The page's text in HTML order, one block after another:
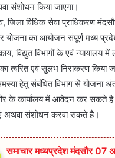
संशोधन किया जाएगा।
जिला विधिक सेवा प्राधिकरण
योजना का आयोजन संपूर्ण मध्य
विद्युत विभागों के एवं न्यायालय
त्वरित एवं सुलभ निराकरण किया
हेतु संबंधित विभाग से योजना
के कार्यालय में आवेदन कर
अथवा संशोधन करवा सकते है।
समाचार मध्यप्रदेश मंदसौर